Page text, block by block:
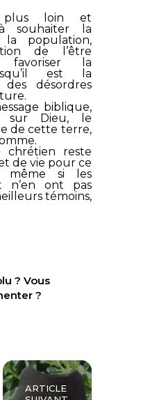
plus loin et
souhaiter la
la population,
de l’être
favoriser la
est la
des désordres
biblique,
sur Dieu, le
de cette terre,
reste
de vie pour ce
même si les
n’en ont pas
témoins,
? Vous
?
ARTICLE